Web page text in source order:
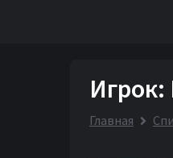
Игрок:
Главная